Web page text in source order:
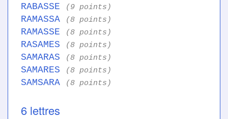
RABASSE (9 points)
RAMASSA (8 points)
RAMASSE (8 points)
RASAMES (8 points)
SAMARAS (8 points)
SAMARES (8 points)
SAMSARA (8 points)
6 lettres